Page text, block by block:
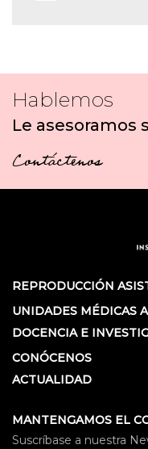
Hablemos
Le asesoramos
Contáctenos
REPRODUCCIÓN
UNIDADES MÉDICAS
DOCENCIA E
CONÓCENOS
ACTUALIDAD
MANTENGAMOS EL
Suscríbase a nuestra